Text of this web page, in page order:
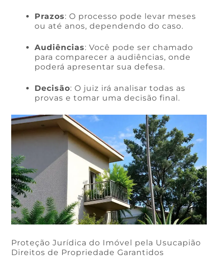
Prazos: O processo pode levar meses
ou até anos, dependendo do caso.
Audiências: Você pode ser chamado
para comparecer a audiências, onde
poderá apresentar sua defesa.
Decisão: O juiz irá analisar todas as
provas e tomar uma decisão final.
Proteção Jurídica do Imóvel pela Usucapião
Direitos de Propriedade Garantidos